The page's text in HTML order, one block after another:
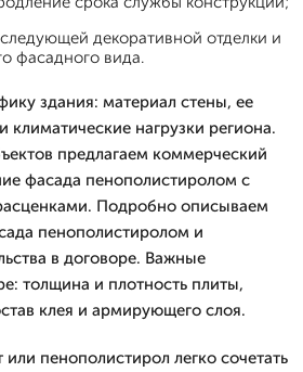
декоративной отделки и
фасадного вида.
здания: материал стены, ее
климатические нагрузки региона.
предлагаем коммерческий
фасада пенополистиролом с
Подробно описываем
пенополистиролом и
в договоре. Важные
толщина и плотность плиты,
клея и армирующего слоя.
или пенополистирол легко сочетать